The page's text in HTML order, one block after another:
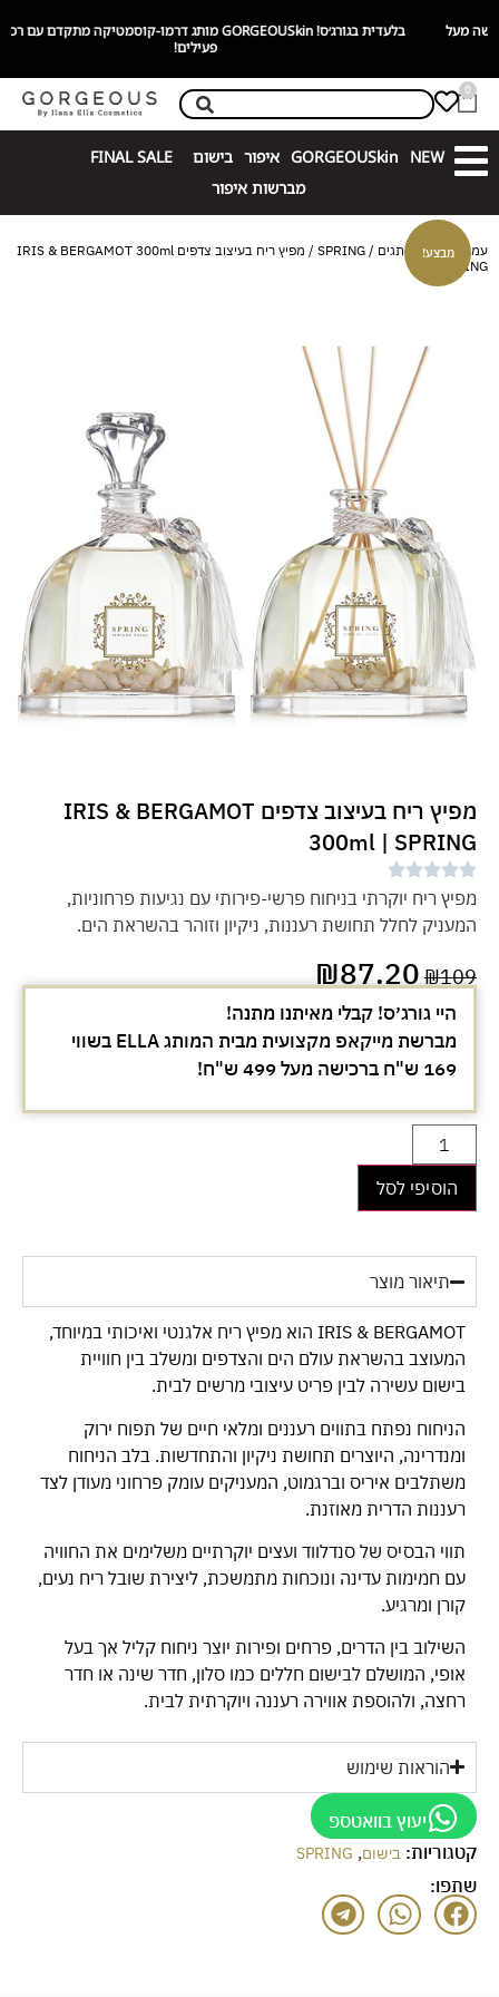
בלעדית בגורג׳ס! GORGEOUSkin מותג דרמו-קוסמטיקה מתקדם עם רכיבים
0
NEW
GORGEOUSkin איפור בישום
FINAL SALE
מברשות איפור
עמוד הבית/ מותגים /
SPRING
/ מפיץ ריח בעיצוב צדפים IRIS & BERGAMOT 300ml
| SPRING
מבצע!
מפיץ ריח בעיצוב צדפים IRIS & BERGAMOT
300ml | SPRING
מפיץ ריח יוקרתי בניחוח פרשי-פירותי עם נגיעות פרחוניות,
המעניק לחלל תחושת רעננות, ניקיון וזוהר בהשראת הים.
₪109
₪87.20
היי גורג׳ס! קבלי מאיתנו מתנה!
מברשת מייקאפ מקצועית מבית המותג ELLA בשווי
169 ש"ח ברכישה מעל 499 ש"ח!
הוסיפי לסל
תיאור מוצר
IRIS & BERGAMOT הוא מפיץ ריח אלגנטי ואיכותי במיוחד,
המעוצב בהשראת עולם הים והצדפים ומשלב בין חוויית
בישום עשירה לבין פריט עיצובי מרשים לבית.
הניחוח נפתח בתווים רעננים ומלאי חיים של תפוח ירוק
ומנדרינה, היוצרים תחושת ניקיון והתחדשות. בלב הניחוח
משתלבים איריס וברגמוט, המעניקים עומק פרחוני מעודן לצד
רעננות הדרית מאוזנת.
תווי הבסיס של סנדלווד ועצים יוקרתיים משלימים את החוויה
עם חמימות עדינה ונוכחות מתמשכת, ליצירת שובל ריח נעים,
קורן ומרגיע.
השילוב בין הדרים, פרחים ופירות יוצר ניחוח קליל אך בעל
אופי, המושלם לבישום חללים כמו סלון, חדר שינה או חדר
רחצה, ולהוספת אווירה רעננה ויוקרתית לבית.
הוראות שימוש
יעוץ בוואטספ
קטגוריות: בישום,
SPRING
שתפו: